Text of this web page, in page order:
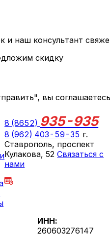
и наш консультант
скидку
вы
8 (8652) 935-935
8 (962) 403-59-35 г.
Ставрополь, проспект
Кулакова, 52Связаться с
нами
ИНН:
260603276147